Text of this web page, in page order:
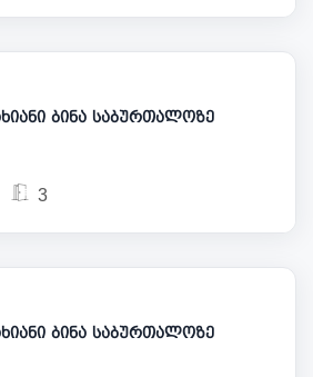
1 200
ქირავდება 3 ოთახიანი ბინა საბურთალოზე
3
950
ქირავდება 3 ოთახიანი ბინა საბურთალოზე